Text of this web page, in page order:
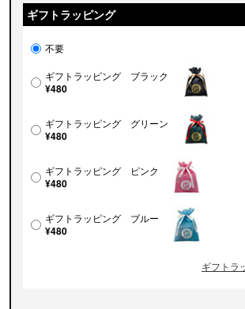
ギフトラッピング
不要
ギフトラッピング ブラック
¥480
ギフトラッピング グリーン
¥480
ギフトラッピング ピンク
¥480
ギフトラッピング ブルー
¥480
ギフトラ